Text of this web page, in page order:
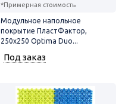
*Примерная стоимость
Модульное напольное
покрытие ПластФактор,
250x250 Optima Duo...
Под заказ